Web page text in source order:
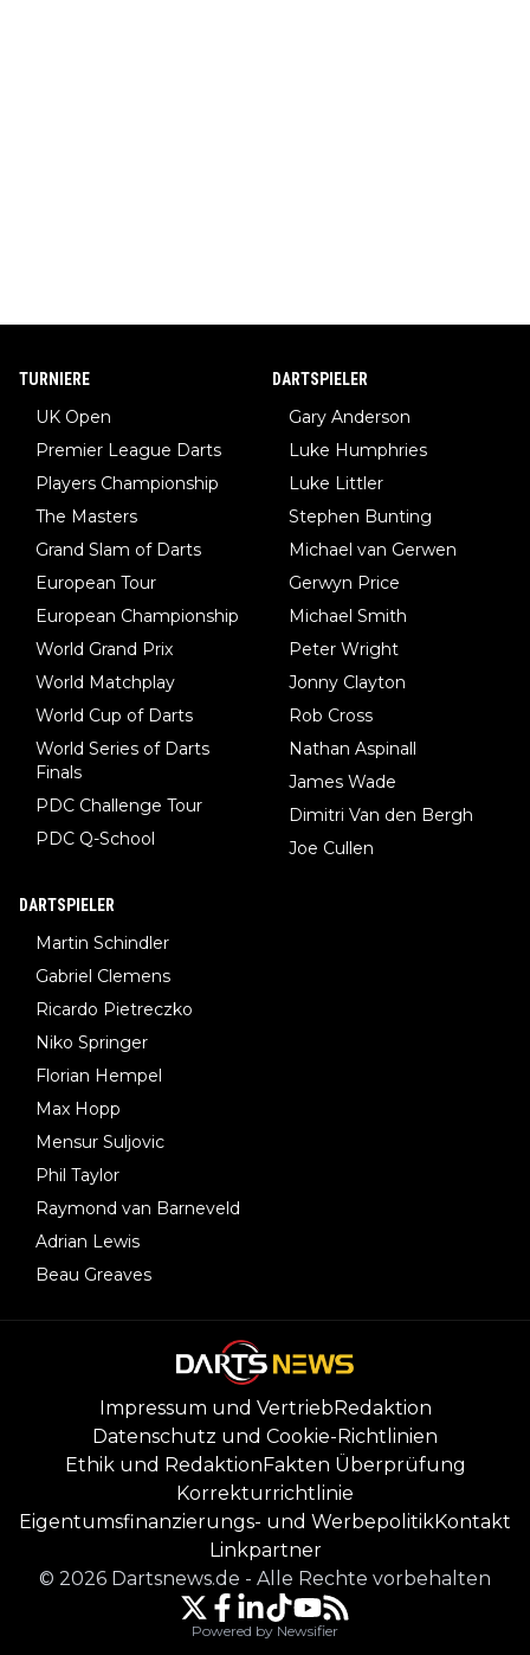
TURNIERE
UK Open
Premier League Darts
Players Championship
The Masters
Grand Slam of Darts
European Tour
European Championship
World Grand Prix
World Matchplay
World Cup of Darts
World Series of Darts
Finals
PDC Challenge Tour
PDC Q-School
DARTSPIELER
Gary Anderson
Luke Humphries
Luke Littler
Stephen Bunting
Michael van Gerwen
Gerwyn Price
Michael Smith
Peter Wright
Jonny Clayton
Rob Cross
Nathan Aspinall
James Wade
Dimitri Van den Bergh
Joe Cullen
DARTSPIELER
Martin Schindler
Gabriel Clemens
Ricardo Pietreczko
Niko Springer
Florian Hempel
Max Hopp
Mensur Suljovic
Phil Taylor
Raymond van Barneveld
Adrian Lewis
Beau Greaves
Impressum und VertriebRedaktion
Datenschutz und Cookie-Richtlinien
Ethik und RedaktionFakten Überprüfung
Korrekturrichtlinie
Eigentumsfinanzierungs- und WerbepolitikKontakt
Linkpartner
© 2026 Dartsnews.de - Alle Rechte vorbehalten
Powered by Newsifier